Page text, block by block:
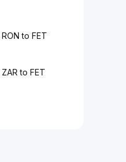
RON to FET
ZAR to FET